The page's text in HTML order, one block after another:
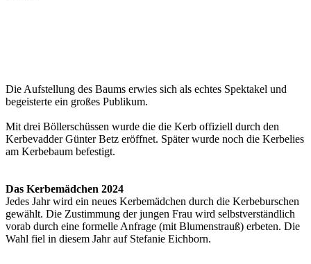
Die Aufstellung des Baums erwies sich als echtes Spektakel und
begeisterte ein großes Publikum.
Mit drei Böllerschüssen wurde die die Kerb offiziell durch den
Kerbevadder Günter Betz eröffnet. Später wurde noch die Kerbelies
am Kerbebaum befestigt.
Das Kerbemädchen 2024
Jedes Jahr wird ein neues Kerbemädchen durch die Kerbeburschen
gewählt. Die Zustimmung der jungen Frau wird selbstverständlich
vorab durch eine formelle Anfrage (mit Blumenstrauß) erbeten. Die
Wahl fiel in diesem Jahr auf Stefanie Eichborn.